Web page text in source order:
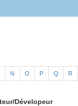
N O P Q R
Dévelopeur